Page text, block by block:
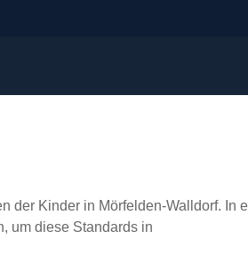
der Kinder in Mörfelden-Walldorf. In
um diese Standards in